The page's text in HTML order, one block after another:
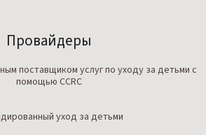
Провайдеры
поставщиком услуг по уходу за детьми с
помощью CCRC
уход за детьми